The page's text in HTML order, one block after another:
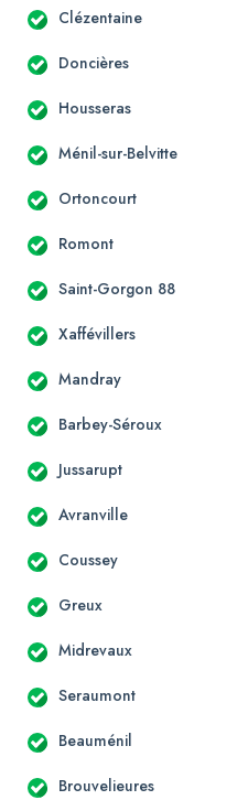
Clézentaine
Doncières
Housseras
Ménil-sur-Belvitte
Ortoncourt
Romont
Saint-Gorgon 88
Xaffévillers
Mandray
Barbey-Séroux
Jussarupt
Avranville
Coussey
Greux
Midrevaux
Seraumont
Beauménil
Brouvelieures